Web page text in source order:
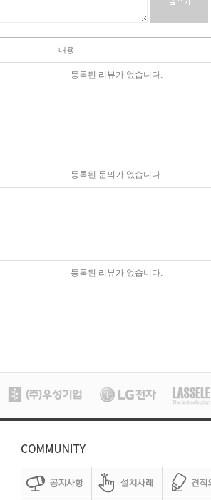
내용
등록된 리뷰가 없습니다.
등록된 문의가 없습니다.
등록된 리뷰가 없습니다.